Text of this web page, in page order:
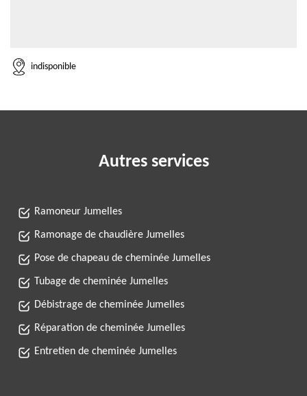
indisponible
Autres services
Ramoneur Jumelles
Ramonage de chaudière Jumelles
Pose de chapeau de cheminée Jumelles
Tubage de cheminée Jumelles
Débistrage de cheminée Jumelles
Réparation de cheminée Jumelles
Entretien de cheminée Jumelles